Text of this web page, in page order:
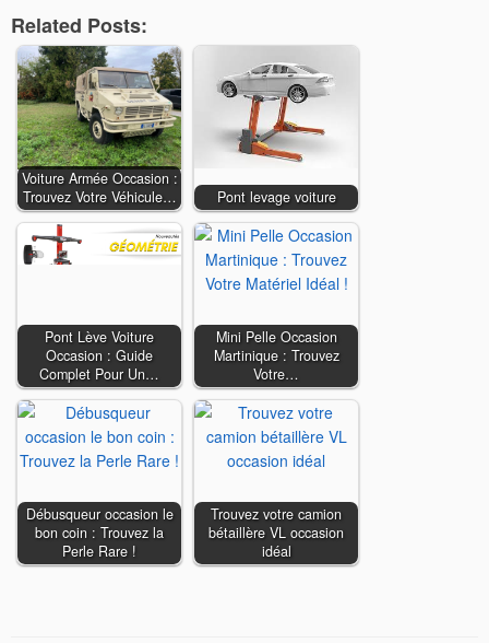
Related Posts:
Voiture Armée Occasion :
Trouvez Votre Véhicule…
Pont levage voiture
Pont Lève Voiture
Occasion : Guide
Complet Pour Un…
Mini Pelle Occasion
Martinique : Trouvez
Votre…
Débusqueur occasion le
bon coin : Trouvez la
Perle Rare !
Trouvez votre camion
bétaillère VL occasion
idéal